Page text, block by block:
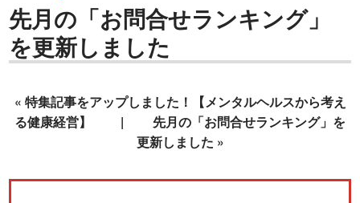
講師セレクトが選ばれる理由
ブログ・コラム
はじめての方へ
ご相談・お見積
先月の「お問合せランキング」
を更新しました
« 特集記事をアップしました！【メンタルヘルスから考え
る健康経営】
| 先月の「お問合せランキング」を
更新しました »